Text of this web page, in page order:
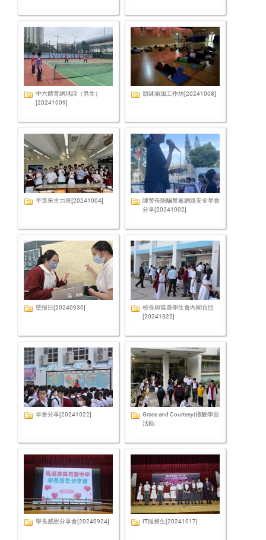
中六體育網球課（男生）
[20241009]
頌缽瑜珈工作坊[20241008]
手造朱古力班[20241004]
陳警長防騙禁毒網絡安全早會
分享[20241002]
壁报日[20240930]
校長與當選學生會內閣合照
[20241022]
早會分享[20241022]
Grace and Courtesy(禮貌學習
活動...
學長感恩分享會[20240924] IT服務生[20241017]